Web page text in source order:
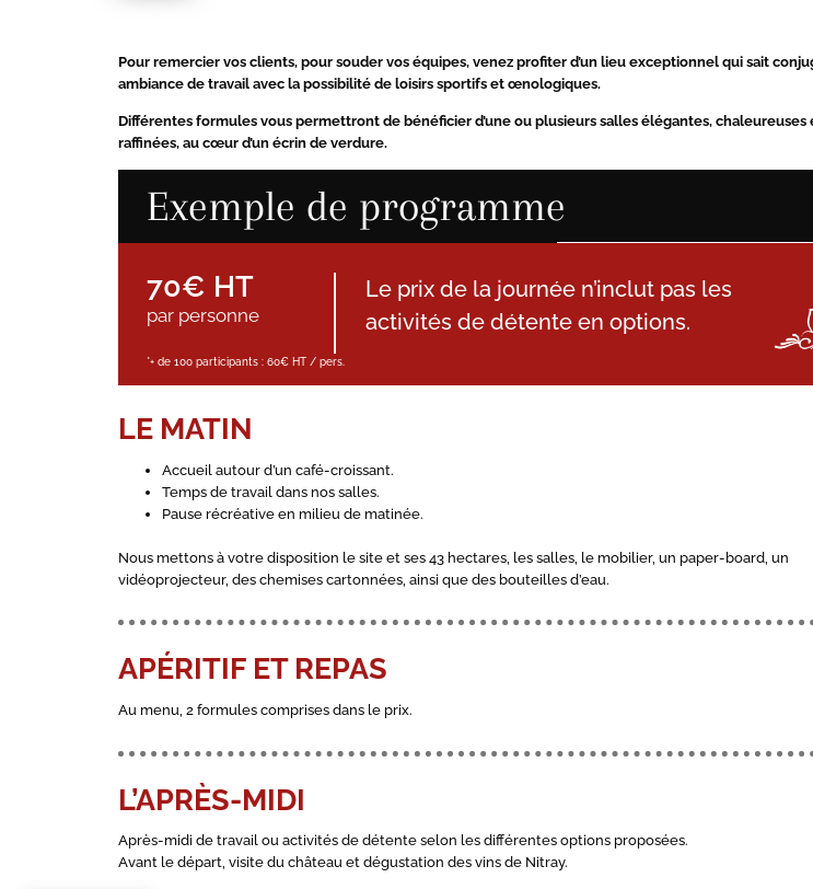
Pour remercier vos clients, pour souder vos équipes, venez profiter d’un lieu exceptionnel qui sait
ambiance de travail avec la possibilité de loisirs sportifs et œnologiques.
Différentes formules vous permettront de bénéficier d’une ou plusieurs salles élégantes, chaleureuses
raffinées, au cœur d’un écrin de verdure.
Exemple de programme
70€ HT
par personne
Le prix de la journée n’inclut pas les
activités de détente en options.
*+ de 100 participants : 60€ HT / pers.
LE MATIN
Accueil autour d’un café-croissant.
Temps de travail dans nos salles.
Pause récréative en milieu de matinée.
Nous mettons à votre disposition le site et ses 43 hectares, les salles, le mobilier, un paper-board, un
vidéoprojecteur, des chemises cartonnées, ainsi que des bouteilles d’eau.
APÉRITIF ET REPAS
Au menu, 2 formules comprises dans le prix.
L’APRÈS-MIDI
Après-midi de travail ou activités de détente selon les différentes options proposées.
Avant le départ, visite du château et dégustation des vins de Nitray.